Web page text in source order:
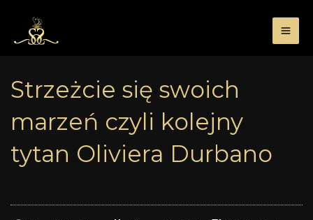
treści
Strzeżcie się swoich
marzeń czyli kolejny
tytan Oliviera Durbano